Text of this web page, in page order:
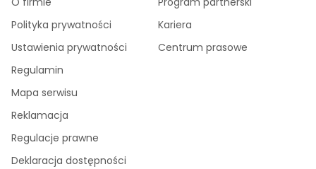
Polityka prywatności
Ustawienia prywatności
Regulamin
Mapa serwisu
Reklamacja
Regulacje prawne
Deklaracja dostępności
Kariera
Centrum prasowe